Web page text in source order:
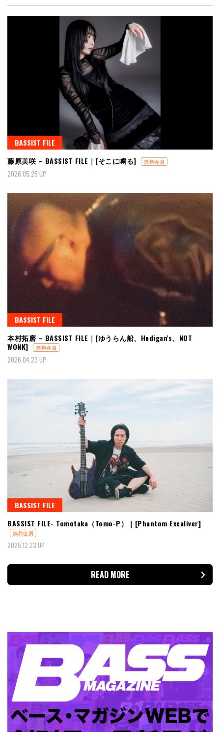
BASSIST FILE
藤原美咲 – BASSIST FILE｜[そこに鳴る]
無料会員
2026.05.25 UP
BASSIST FILE
本村拓磨 – BASSIST FILE｜[ゆうらん船、Hedigan's、NOT
WONK]
無料会員
2026.04.23 UP
BASSIST FILE
BASSIST FILE- Tomotaka（Tomo-P）｜[Phantom Excaliver]
無料会員
2025.12.23 UP
READ MORE